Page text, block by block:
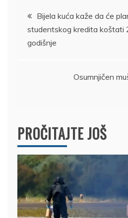
Kretanje
članka
Bijela kuća kaže da će
studentskog kredita koštati
godišnje
Osumnjičen
PROČITAJTE JOŠ